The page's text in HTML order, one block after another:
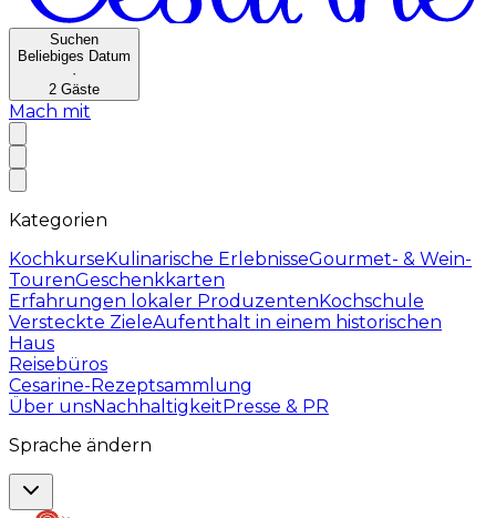
Suchen
Beliebiges Datum
·
2 Gäste
Mach mit
Kategorien
KochkurseKulinarische ErlebnisseGourmet- & Wein-
TourenGeschenkkarten
Erfahrungen lokaler ProduzentenKochschule
Versteckte ZieleAufenthalt in einem historischen
Haus
Reisebüros
Cesarine-Rezeptsammlung
Über unsNachhaltigkeitPresse & PR
Sprache ändern